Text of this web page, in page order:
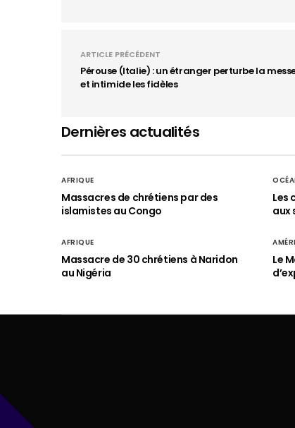
ARTICLE PRÉCÉDENT
Pérouse (Italie) : un étranger perturbe la
et intimide les fidèles
Dernières actualités
AFRIQUE
Massacres de chrétiens par des
islamistes au Congo
Les
aux
AFRIQUE
Massacre de 30 chrétiens à Naridon
au Nigéria
Le